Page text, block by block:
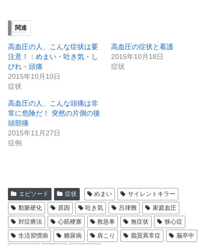
関連
高血圧の人、こんな症状は要
注意！：めまい・吐き気・し
びれ・頭痛
2015年10月10日
症状
高血圧の症状と看護
2015年10月18日
症状
高血圧の人、こんな頭痛は非
常に危険だ！ 突然の片側の後
頭部痛
2015年11月27日
症例
エピソード 症状 めまい
サイレントキラー
動脈硬化
原因 吐き気 呂律難
家庭血圧
対症療法
心筋梗塞 救急車 無症状
狭心症
生活習慣病
糖尿病 肩こり 脂質異常症
脳卒中